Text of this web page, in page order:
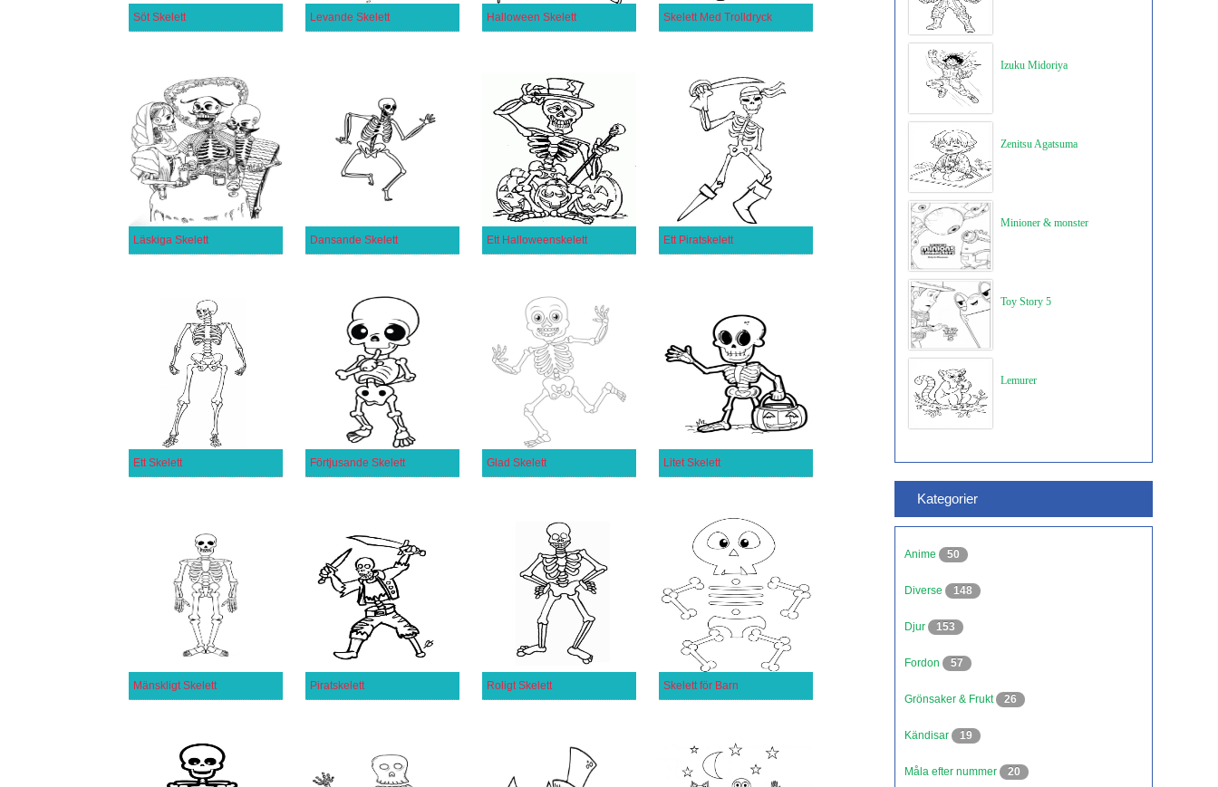
Söt Skelett Levande Skelett Halloween Skelett Skelett Med Trolldryck
Läskiga Skelett Dansande Skelett Ett Halloweenskelett Ett Piratskelett
Ett Skelett Förtjusande Skelett Glad Skelett Litet Skelett
Mänskligt Skelett Piratskelett Roligt Skelett Skelett för Barn
Izuku Midoriya
Zenitsu Agatsuma
Minioner & monster
Toy Story 5
Lemurer
Kategorier
Anime 50
Diverse 148
Djur 153
Fordon 57
Grönsaker & Frukt 26
Kändisar 19
Måla efter nummer 20